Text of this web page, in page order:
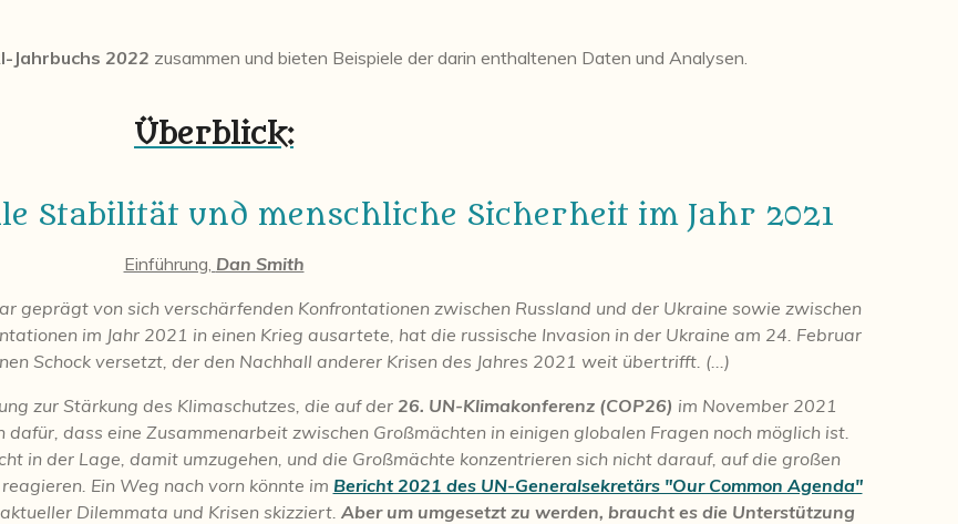
Jahrbuchs 2022 zusammen und bieten Beispiele der darin enthaltenen Daten und Analysen.
Überblick:
Stabilität und menschliche Sicherheit im Jahr 2021
Einführung, Dan Smith
geprägt von sich verschärfenden Konfrontationen zwischen Russland und der Ukraine sowie zwischen
im Jahr 2021 in einen Krieg ausartete, hat die russische Invasion in der Ukraine am 24. Februar
Schock versetzt, der den Nachhall anderer Krisen des Jahres 2021 weit übertrifft. (...)
zur Stärkung des Klimaschutzes, die auf der 26. UN-Klimakonferenz (COP26) im November 2021
dass eine Zusammenarbeit zwischen Großmächten in einigen globalen Fragen noch möglich ist.
in der Lage, damit umzugehen, und die Großmächte konzentrieren sich nicht darauf, auf die großen
Ein Weg nach vorn könnte im Bericht 2021 des UN-Generalsekretärs "Our Common Agenda"
Dilemmata und Krisen skizziert. Aber um umgesetzt zu werden, braucht es die Unterstützung